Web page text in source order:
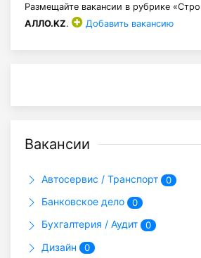
Размещайте вакансии в рубрике
АЛЛО.KZ. Добавить вакансию
Вакансии
Автосервис / Транспорт 0
Банковское дело 0
Бухгалтерия / Аудит 0
Дизайн 0